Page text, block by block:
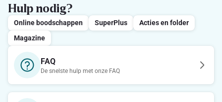
Hulp nodig?
Online boodschappen SuperPlus
Acties en folder
Magazine
FAQ
De snelste hulp met onze FAQ